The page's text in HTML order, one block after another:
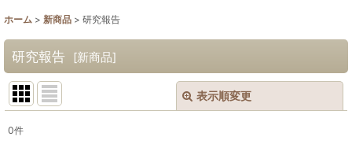
ホーム > 新商品 > 研究報告
研究報告 [新商品]
表示順変更
0件